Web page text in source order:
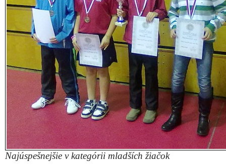
Najúspešnejšie v kategórii mladších žiačok